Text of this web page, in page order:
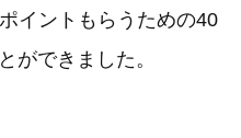
イントもらうための40
ができました。